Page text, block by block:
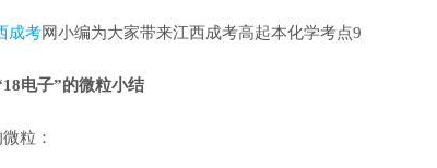
成考网小编为大家带来江西成考高起本化学考点9
电子”的微粒小结
粒：